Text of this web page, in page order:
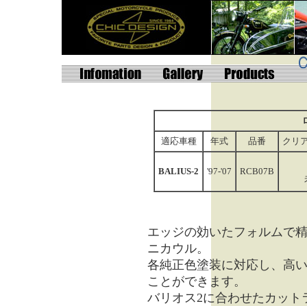
適応車種
年式 品番 クリ
BALIUS-2 '97-'07 RCB07B
エッジの効いたフォルムで
ニカウル。
各純正色塗装に対応し、高
ことができます。
バリオス2に合わせたカッ